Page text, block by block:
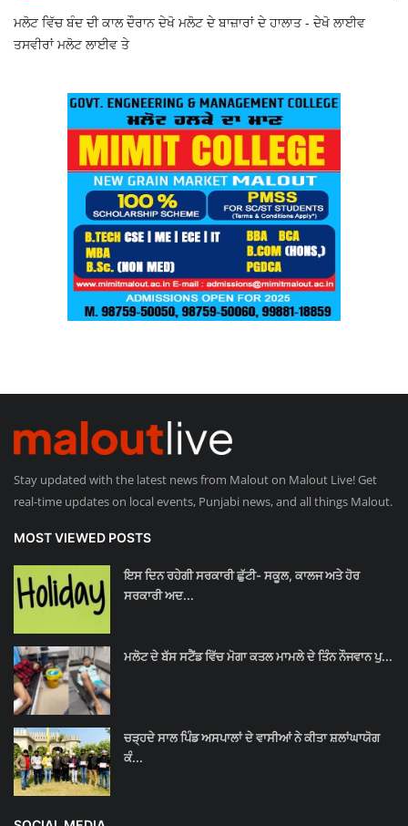
ਮਲੋਟ ਵਿੱਚ ਬੰਦ ਦੀ ਕਾਲ ਦੌਰਾਨ ਦੇਖੋ ਮਲੋਟ ਦੇ ਬਾਜ਼ਾਰਾਂ ਦੇ ਹਾਲਾਤ - ਦੇਖੋ ਲਾਈਵ
ਤਸਵੀਰਾਂ ਮਲੋਟ ਲਾਈਵ ਤੇ
Stay updated with the latest news from Malout on Malout Live! Get
real-time updates on local events, Punjabi news, and all things Malout.
MOST VIEWED POSTS
ਇਸ ਦਿਨ ਰਹੇਗੀ ਸਰਕਾਰੀ ਛੁੱਟੀ- ਸਕੂਲ, ਕਾਲਜ ਅਤੇ ਹੋਰ
ਸਰਕਾਰੀ ਅਦ...
ਮਲੋਟ ਦੇ ਬੱਸ ਸਟੈਂਡ ਵਿੱਚ ਮੋਗਾ ਕਤਲ ਮਾਮਲੇ ਦੇ ਤਿੰਨ ਨੌਜਵਾਨ ਪੁ...
ਚੜ੍ਹਦੇ ਸਾਲ ਪਿੰਡ ਅਸਪਾਲਾਂ ਦੇ ਵਾਸੀਆਂ ਨੇ ਕੀਤਾ ਸ਼ਲਾਂਘਾਯੋਗ
ਕੰ...